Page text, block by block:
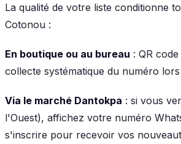
La qualité de votre liste conditionne
Cotonou :
En boutique ou au bureau : QR
collecte systématique du numéro
Via le marché Dantokpa : si vous
l'Ouest), affichez votre numéro
s'inscrire pour recevoir vos